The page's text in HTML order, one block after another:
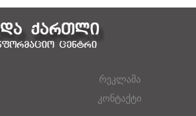
რეკლამა
კონტაქტი